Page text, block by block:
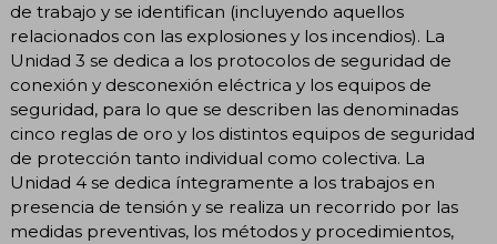
de trabajo y se identifican (incluyendo aquellos
relacionados con las explosiones y los incendios). La
Unidad 3 se dedica a los protocolos de seguridad de
conexión y desconexión eléctrica y los equipos de
seguridad, para lo que se describen las denominadas
cinco reglas de oro y los distintos equipos de seguridad
de protección tanto individual como colectiva. La
Unidad 4 se dedica íntegramente a los trabajos en
presencia de tensión y se realiza un recorrido por las
medidas preventivas, los métodos y procedimientos,